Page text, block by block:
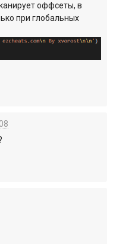
оффсеты, в
при глобальных